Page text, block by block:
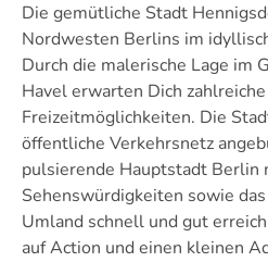
Die gemütliche Stadt
Nordwesten Berlins im
Durch die malerische Lage im
Havel erwarten Dich
Freizeitmöglichkeiten. Die
öffentliche Verkehrsnetz
pulsierende Hauptstadt Berlin
Sehenswürdigkeiten sowie
Umland schnell und gut
auf Action und einen kleinen